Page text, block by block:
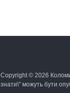
Copyright © 2026
знати\" можуть бути